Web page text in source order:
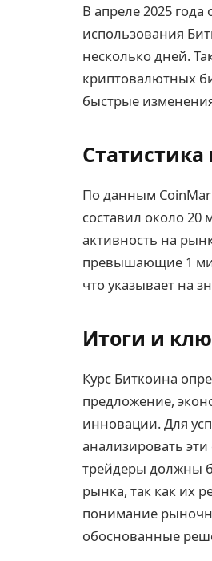
В апреле 2025
использования
несколько дней.
криптовалютных
быстрые
По данным
составил около
активность на
превышающие 1
что указывает на
Итоги и
Курс Биткоина
предложение,
инновации. Для
анализировать
трейдеры должны
рынка, так как их
понимание
обоснованные